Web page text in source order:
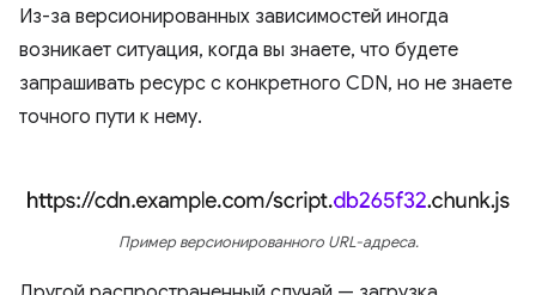
Из-за версионированных зависимостей иногда
возникает ситуация, когда вы знаете, что будете
запрашивать ресурс с конкретного CDN, но не знаете
точного пути к нему.
Пример версионированного URL-адреса.